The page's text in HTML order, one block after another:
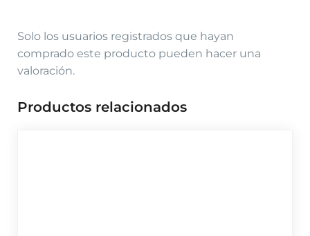
Solo los usuarios registrados que hayan
comprado este producto pueden hacer una
valoración.
Productos relacionados